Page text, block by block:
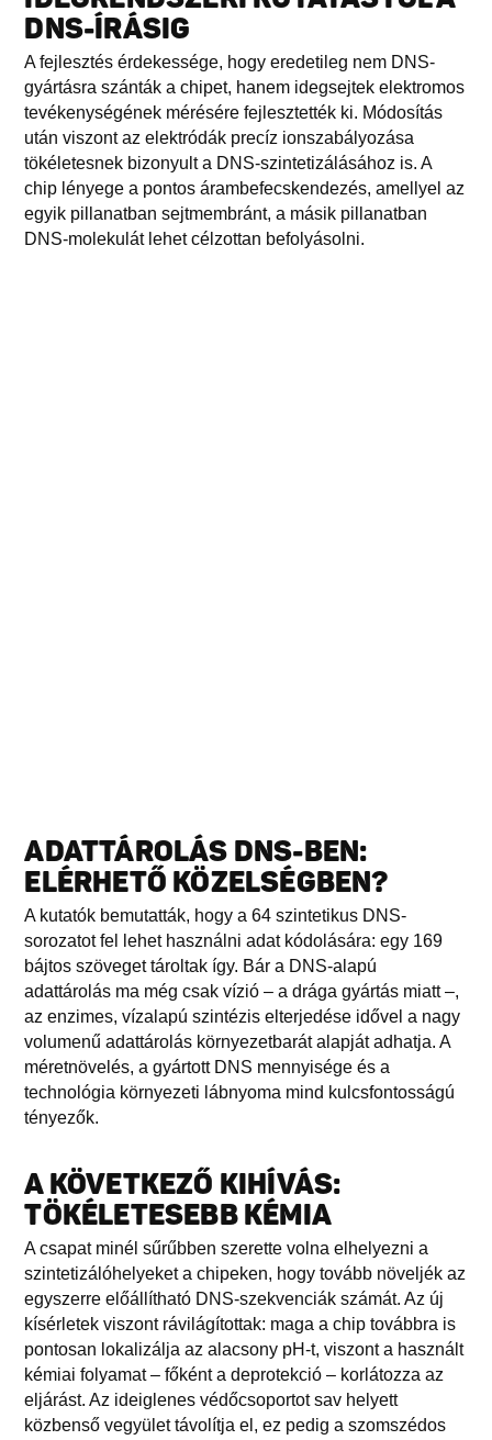
DNS-ÍRÁSIG
A fejlesztés érdekessége, hogy eredetileg nem DNS-
gyártásra szánták a chipet, hanem idegsejtek elektromos
tevékenységének mérésére fejlesztették ki. Módosítás
után viszont az elektródák precíz ionszabályozása
tökéletesnek bizonyult a DNS-szintetizálásához is. A
chip lényege a pontos árambefecskendezés, amellyel az
egyik pillanatban sejtmembránt, a másik pillanatban
DNS-molekulát lehet célzottan befolyásolni.
ADATTÁROLÁS DNS-BEN:
ELÉRHETŐ KÖZELSÉGBEN?
A kutatók bemutatták, hogy a 64 szintetikus DNS-
sorozatot fel lehet használni adat kódolására: egy 169
bájtos szöveget tároltak így. Bár a DNS-alapú
adattárolás ma még csak vízió – a drága gyártás miatt –,
az enzimes, vízalapú szintézis elterjedése idővel a nagy
volumenű adattárolás környezetbarát alapját adhatja. A
méretnövelés, a gyártott DNS mennyisége és a
technológia környezeti lábnyoma mind kulcsfontosságú
tényezők.
A KÖVETKEZŐ KIHÍVÁS:
TÖKÉLETESEBB KÉMIA
A csapat minél sűrűbben szerette volna elhelyezni a
szintetizálóhelyeket a chipeken, hogy tovább növeljék az
egyszerre előállítható DNS-szekvenciák számát. Az új
kísérletek viszont rávilágítottak: maga a chip továbbra is
pontosan lokalizálja az alacsony pH-t, viszont a használt
kémiai folyamat – főként a deprotekció – korlátozza az
eljárást. Az ideiglenes védőcsoportot sav helyett
közbenső vegyület távolítja el, ez pedig a szomszédos